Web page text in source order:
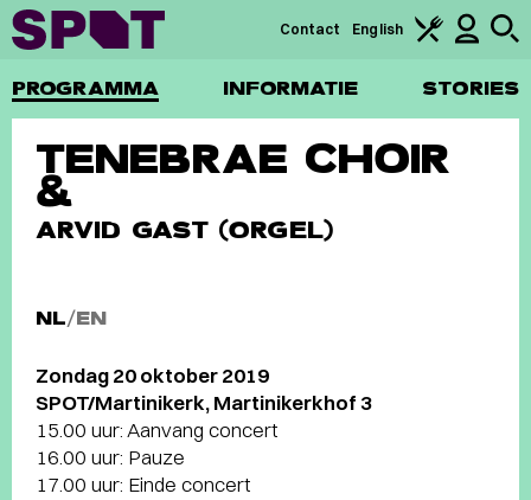
PROGRAMMA INFORMATIE STORIES
Contact English
TENEBRAE CHOIR
&
ARVID GAST (ORGEL)
NL/EN
Zondag 20 oktober 2019
SPOT/Martinikerk, Martinikerkhof 3
15.00 uur: Aanvang concert
16.00 uur: Pauze
17.00 uur: Einde concert